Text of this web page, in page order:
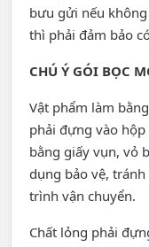
bưu gửi nếu
thì phải đảm bảo
CHÚ Ý GÓI BỌC
Vật phẩm làm
phải đựng vào
bằng giấy vụn, vỏ
dụng bảo vệ,
trình vận chuyển.
Chất lỏng phải